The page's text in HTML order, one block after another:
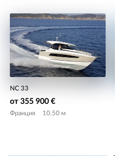
NC 33
от 355 900 €
Франция 10.50 м